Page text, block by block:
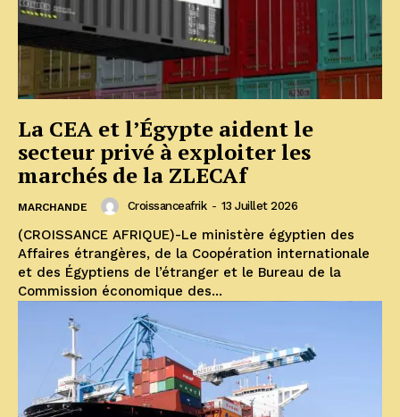
La CEA et l’Égypte aident le
secteur privé à exploiter les
marchés de la ZLECAf
MARCHANDE Croissanceafrik - 13 Juillet 2026
(CROISSANCE AFRIQUE)-Le ministère égyptien des
Affaires étrangères, de la Coopération internationale
et des Égyptiens de l’étranger et le Bureau de la
Commission économique des...